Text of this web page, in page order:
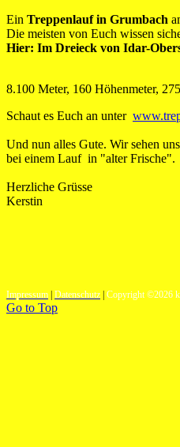
Ein Treppenlauf in Grumbach
Die meisten von Euch wissen
Hier: Im Dreieck von Idar-
8.100 Meter, 160 Höhenmeter,
Schaut es Euch an unter
Und nun alles Gute. Wir sehen
bei einem Lauf in "alter Frische".
Herzliche Grüsse
Kerstin
Impressum | Datenschutz | Copyright ©2026
Go to Top